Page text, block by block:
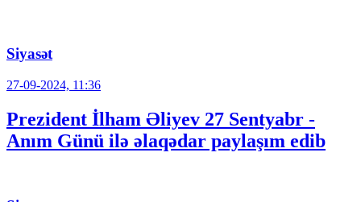
Siyasət
27-09-2024, 11:36
Prezident İlham Əliyev 27 Sentyabr -
Anım Günü ilə əlaqədar paylaşım edib